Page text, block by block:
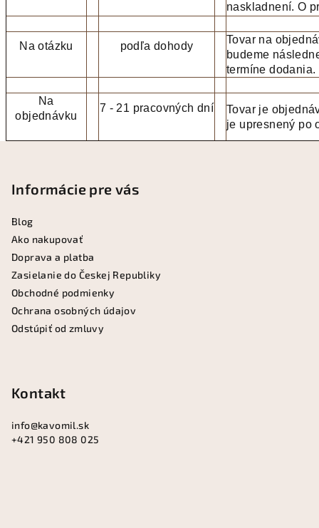
naskladnení. O
Na otázku podľa dohody
Tovar na
budeme
termíne dodania.
Na
objednávku
7 - 21 pracovných dní
Tovar je
je upresnený po
Informácie pre vás
Blog
Ako nakupovať
Doprava a platba
Zasielanie do Českej Republiky
Obchodné podmienky
Ochrana osobných údajov
Odstúpiť od zmluvy
Kontakt
info@kavomil.sk
+421 950 808 025